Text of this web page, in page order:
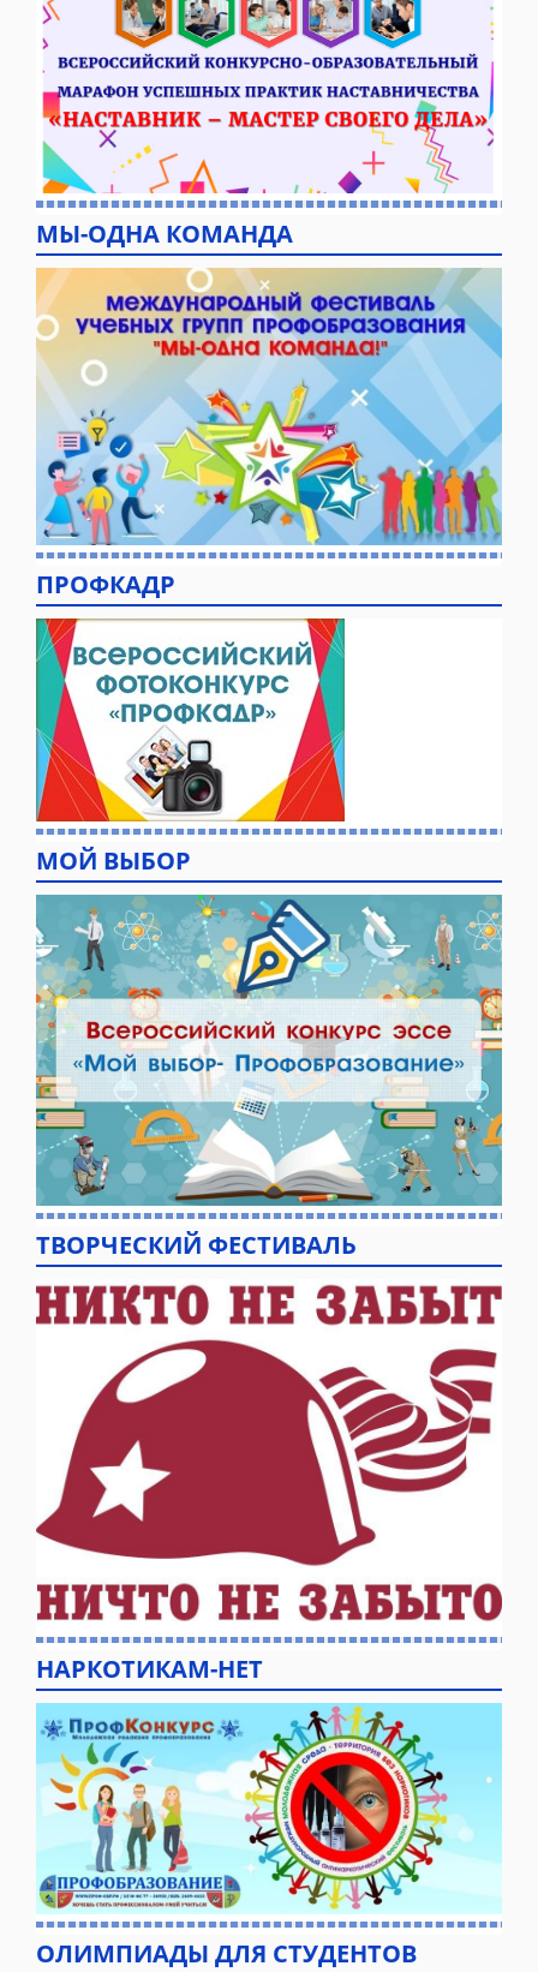
МЫ-ОДНА КОМАНДА
ПРОФКАДР
МОЙ ВЫБОР
ТВОРЧЕСКИЙ ФЕСТИВАЛЬ
НАРКОТИКАМ-НЕТ
ОЛИМПИАДЫ ДЛЯ СТУДЕНТОВ